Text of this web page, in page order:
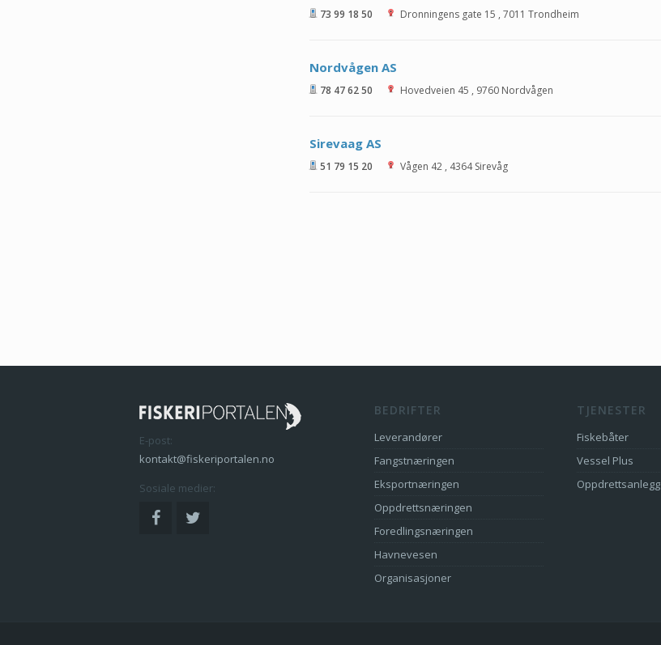
73 99 18 50 Dronningens gate 15 , 7011 Trondheim
Nordvågen AS
78 47 62 50 Hovedveien 45 , 9760 Nordvågen
Sirevaag AS
51 79 15 20 Vågen 42 , 4364 Sirevåg
E-post:
kontakt@fiskeriportalen.no
Sosiale medier:
BEDRIFTER
Leverandører
Fangstnæringen
Eksportnæringen
Oppdrettsnæringen
Foredlingsnæringen
Havnevesen
Organisasjoner
TJENESTER
Fiskebåter
Vessel Plus
Oppdrettsanlegg